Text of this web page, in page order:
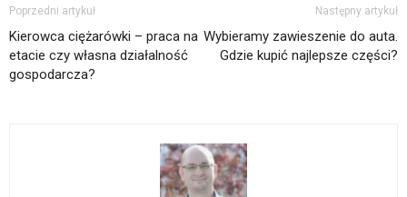
Poprzedni artykuł
Kierowca ciężarówki – praca na
etacie czy własna działalność
gospodarcza?
Następny artykuł
Wybieramy zawieszenie do auta.
Gdzie kupić najlepsze części?